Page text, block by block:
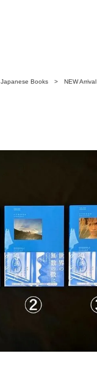
Japanese Books > NEW Arrival